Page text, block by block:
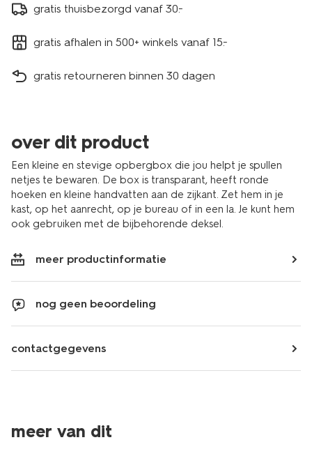
gratis thuisbezorgd vanaf 30.-
gratis afhalen in 500+ winkels vanaf 15.-
gratis retourneren binnen 30 dagen
over dit product
Een kleine en stevige opbergbox die jou helpt je spullen
netjes te bewaren. De box is transparant, heeft ronde
hoeken en kleine handvatten aan de zijkant. Zet hem in je
kast, op het aanrecht, op je bureau of in een la. Je kunt hem
ook gebruiken met de bijbehorende deksel.
meer productinformatie
nog geen beoordeling
contactgegevens
meer van dit
30% korting
alleen online